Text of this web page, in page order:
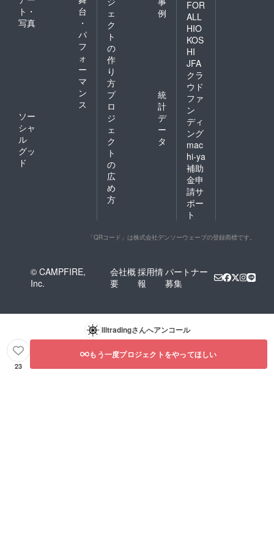
ト・
写真
台
・
パ
フ
ォ
ー
マ
ン
ス
ソー
シャ
ル
グッ
ド
ェ
ク
ト
の
作
り
方
例
プ
ロ
ジ
ェ
ク
ト
の
広
め
方
統
計
デ
ー
タ
FOR
ALL
HIO
KOS
HI
JFA
クラ
ウド
ファ
ン
ディ
ング
mac
hi-ya
補助
金申
請サ
ポー
ト
「QRコード」は株式会社デンソーウェーブの登録商標です。
© CAMPFIRE,
Inc.
会社概
要
採用情
報
パートナー
募集
llltradingさんへアンコール
23
もう一度プロジェクトをやってほしい